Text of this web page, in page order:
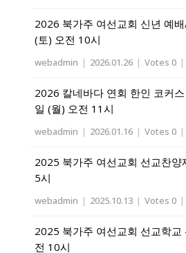
2026 북가주 여선교회 신년 예
(토) 오전 10시
webadmin | 2026.01.26 | Votes 0 |
2026 칼네바다 연회 한인 코커
일 (월) 오전 11시
webadmin | 2026.01.16 | Votes 0 |
2025 북가주 여선교회 선교찬
5시
webadmin | 2025.10.13 | Votes 0 |
2025 북가주 여선교회 선교학
전 10시